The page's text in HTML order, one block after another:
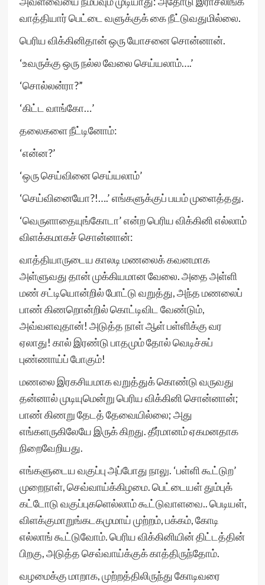
வாத்தியார் பெட்டை வளுக்குக் கை நீட்டுவதுமில்லை.
பெரிய விக்கினிதான் ஒரு யோசனை சொன்னான்.
‘உவருக்கு ஒரு நல்ல வேலை செய்யலாம்….’
‘சொல்லன்ரா?”
‘கிட்ட வாங்கோ…’
தலைகளை நீட்டினோம்:
‘என்ன?’
‘ஒரு செய்வினை செய்யலாம்’
‘செய்வினையோ?!….’ எங்களுக்குப் பயம் முளைத்தது.
‘வெருளாதையுங்கோடா’ என்ற பெரிய விக்கினி எல்லாம்
விளக்கமாகச் சொன்னான்:
வாத்தியாருடைய காலடி மணலைக் கவனமாக
அள்ளுவது தான் முக்கியமான வேலை. அதை அள்ளி
மண் சட்டியொன்றில் போட்டு வறுத்து, அந்த மணலைப்
பாண் கிணறொன்றில் கொட்டிவிட வேண்டும்,
அவ்வளவுதான்! அடுத்த நாள் ஆள் பள்ளிக்கு வர
ஏலாது! கால் இரண்டு பாதமும் தோல் வெடிச்சுப்
புண்ணாய்ப் போகும்!
மணலை இரகசியமாக வறுத்துக் கொண்டு வருவது
தன்னால் முடியுமென்று பெரிய விக்கினி சொன்னான்;
பாண் கிணறு தேடத் தேவையில்லை; அது
எங்களருகிலேயே இருக் கிறது. தீர்மானம் ஏகமனதாக
நிறைவேறியது.
எங்களுடைய வகுப்பு அப்போது நாலு. ‘பள்ளி கூட்டுற’
முறைநாள், செவ்வாய்க்கிழமை. பெட்டையள் தும்புக்
கட்டோடு வகுப்புகளெல்லாம் கூட்டுவாளவை.. பெடியள்,
விளக்குமாறுங்கடகமுமாய் முற்றம், பக்கம், கோடி
எல்லாங் கூட்டுவோம். பெரிய விக்கினியின் திட்டத்தின்
பிறகு, அடுத்த செவ்வாய்க்குக் காத்திருந்தோம்.
வழமைக்கு மாறாக, முற்றத்திலிருந்து கோடிவரை